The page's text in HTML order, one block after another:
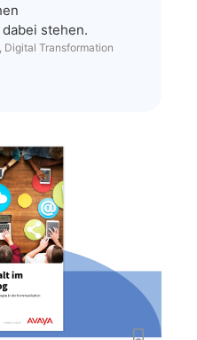
stehen.
Digital Transformation